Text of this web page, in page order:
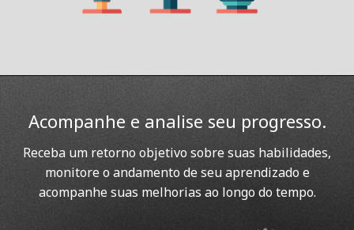
Acompanhe e analise seu progresso.
Receba um retorno objetivo sobre suas habilidades,
monitore o andamento de seu aprendizado e
acompanhe suas melhorias ao longo do tempo.